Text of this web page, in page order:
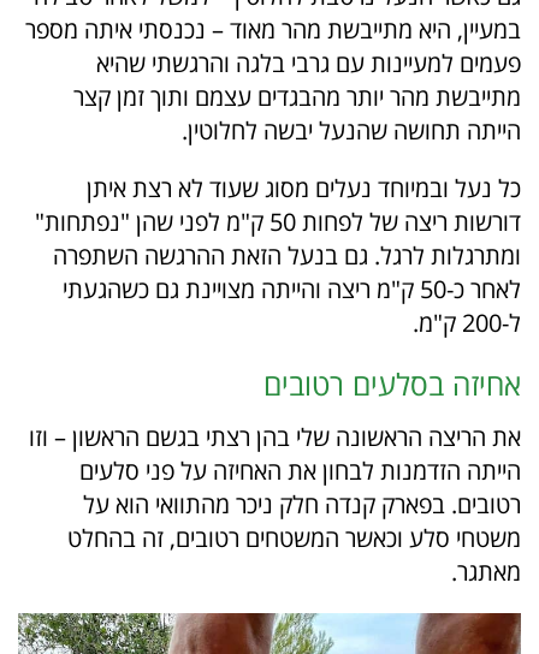
במעיין, היא מתייבשת מהר מאוד – נכנסתי איתה מספר
פעמים למעיינות עם גרבי בלגה והרגשתי שהיא
מתייבשת מהר יותר מהבגדים עצמם ותוך זמן קצר
הייתה תחושה שהנעל יבשה לחלוטין.
כל נעל ובמיוחד נעלים מסוג שעוד לא רצת איתן
דורשות ריצה של לפחות 50 ק"מ לפני שהן "נפתחות"
ומתרגלות לרגל. גם בנעל הזאת ההרגשה השתפרה
לאחר כ-50 ק"מ ריצה והייתה מצויינת גם כשהגעתי
ל-200 ק"מ.
אחיזה בסלעים רטובים
את הריצה הראשונה שלי בהן רצתי בגשם הראשון – וזו
הייתה הזדמנות לבחון את האחיזה על פני סלעים
רטובים. בפארק קנדה חלק ניכר מהתוואי הוא על
משטחי סלע וכאשר המשטחים רטובים, זה בהחלט
מאתגר.